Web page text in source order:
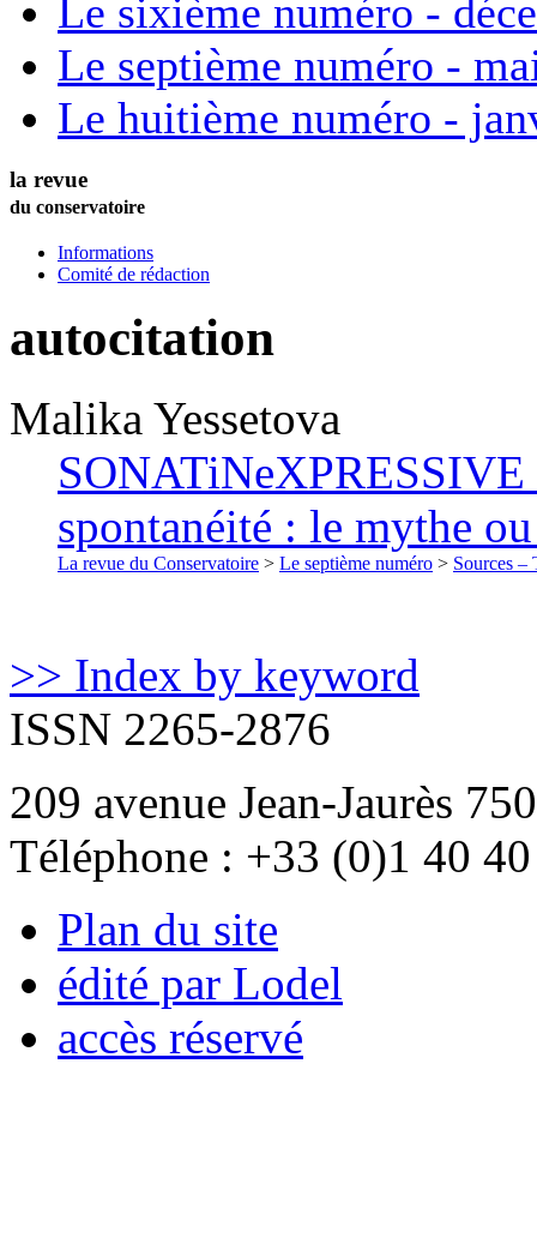
Le sixième numéro -
Le septième numéro -
Le huitième numéro -
la revue
du conservatoire
Informations
Comité de rédaction
autocitation
Malika Yessetova
SONATiNeXPRESSIVE
spontanéité : le mythe
La revue du Conservatoire > Le septième numéro > Sources –
>> Index by keyword
ISSN 2265-2876
209 avenue Jean-Jaurès
Téléphone : +33 (0)1 40
Plan du site
édité par Lodel
accès réservé